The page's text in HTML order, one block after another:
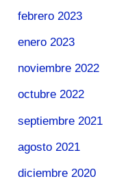
febrero 2023
enero 2023
noviembre 2022
octubre 2022
septiembre 2021
agosto 2021
diciembre 2020